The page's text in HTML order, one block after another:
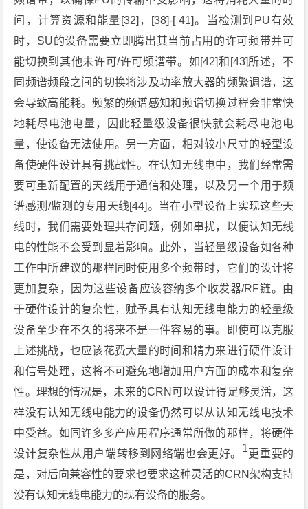
间，计算资源和能量[32]，[38]-[ 41]。当检测到PU有效
时，SU的设备需要立即腾出其当前占用的许可频带并可
能切换到其他未许可/许可频谱带。如[42]和[43]所述，不
同频谱频段之间的切换将涉及功率放大器的频繁调谐，这
会导致高能耗。频繁的频谱感知和频谱切换过程会非常快
地耗尽电池电量，因此轻量级设备很快就会耗尽电池电
量，使设备无法使用。另一方面，相对较小尺寸的轻型设
备使硬件设计具有挑战性。在认知无线电中，我们经常需
要可重新配置的天线用于通信和处理，以及另一个用于频
谱感测/监测的专用天线[44]。当在小型设备上实现这些天
线时，我们需要处理共存问题，例如串扰，以便认知无线
电的性能不会受到显着影响。此外，当轻量级设备如各种
工作中所建议的那样同时使用多个频带时，它们的设计将
更加复杂，因为这些设备应该容纳多个收发器/RF链。由
于硬件设计的复杂性，赋予具有认知无线电能力的轻量级
设备至少在不久的将来不是一件容易的事。即使可以克服
上述挑战，也应该花费大量的时间和精力来进行硬件设计
和信号处理，这将不可避免地增加用户方面的成本和复杂
性。理想的情况是，未来的CRN可以设计得足够灵活，这
样没有认知无线电能力的设备仍然可以从认知无线电技术
中受益。如同许多多产应用程序通常所做的那样，将硬件
设计复杂性从用户端转移到网络端也会更好。 1更重要的
是，对后向兼容性的要求也要求这种灵活的CRN架构支持
没有认知无线电能力的现有设备的服务。